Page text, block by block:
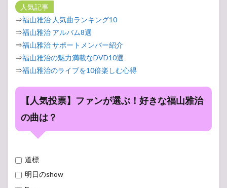
人気記事
⇒福山雅治 人気曲ランキング10
⇒福山雅治 アルバム8選
⇒福山雅治 サポートメンバー紹介
⇒福山雅治の魅力満載なDVD10選
⇒福山雅治のライブを10倍楽しむ心得
【人気投票】ファンが選ぶ！好きな福山雅治
の曲は？
道標
明日のshow